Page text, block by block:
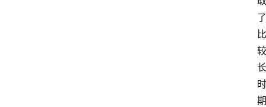
了
比
较
长
时
期